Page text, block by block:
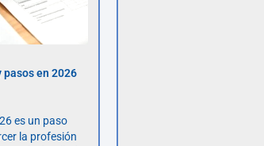
pasos en 2026
es un paso
la profesión